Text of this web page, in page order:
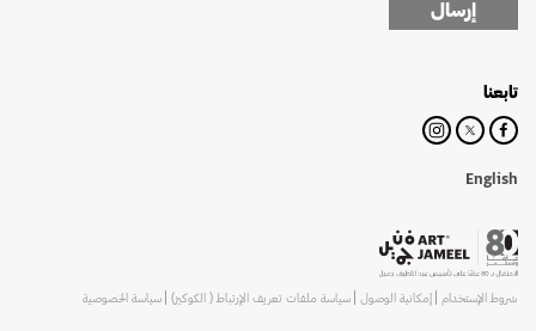
تابعنا
English
إرسال
شروط الإستخدام إمكانية الوصول سياسة ملفات تعريف الإرتباط ( الكوكيز) سياسة الخصوصية